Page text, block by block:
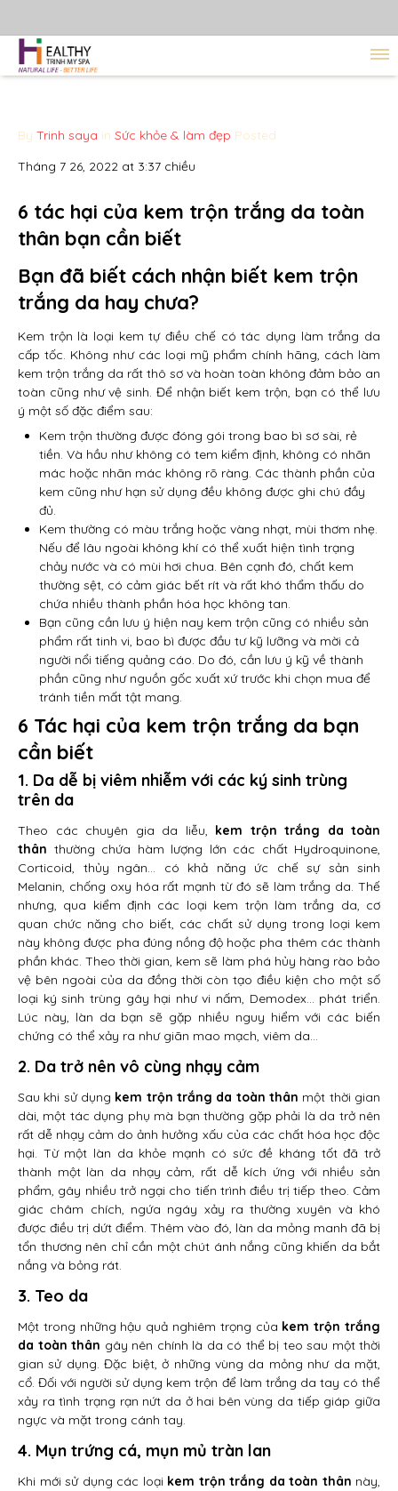
By Trinh saya in Sức khỏe & làm đẹp Posted
Tháng 7 26, 2022 at 3:37 chiều
6 tác hại của kem trộn trắng da toàn
thân bạn cần biết
Bạn đã biết cách nhận biết kem trộn
trắng da hay chưa?
Kem trộn là loại kem tự điều chế có tác dụng làm trắng da
cấp tốc. Không như các loại mỹ phẩm chính hãng, cách làm
kem trộn trắng da rất thô sơ và hoàn toàn không đảm bảo an
toàn cũng như vệ sinh. Để nhận biết kem trộn, bạn có thể lưu
ý một số đặc điểm sau:
Kem trộn thường được đóng gói trong bao bì sơ sài, rẻ
tiền. Và hầu như không có tem kiểm định, không có nhãn
mác hoặc nhãn mác không rõ ràng. Các thành phần của
kem cũng như hạn sử dụng đều không được ghi chú đầy
đủ.
Kem thường có màu trắng hoặc vàng nhạt, mùi thơm nhẹ.
Nếu để lâu ngoài không khí có thể xuất hiện tình trạng
chảy nước và có mùi hơi chua. Bên cạnh đó, chất kem
thường sệt, có cảm giác bết rít và rất khó thẩm thấu do
chứa nhiều thành phần hóa học không tan.
Bạn cũng cần lưu ý hiện nay kem trộn cũng có nhiều sản
phẩm rất tinh vi, bao bì được đầu tư kỹ lưỡng và mời cả
người nổi tiếng quảng cáo. Do đó, cần lưu ý kỹ về thành
phần cũng như nguồn gốc xuất xứ trước khi chọn mua để
tránh tiền mất tật mang.
6 Tác hại của kem trộn trắng da bạn
cần biết
1. Da dễ bị viêm nhiễm với các ký sinh trùng
trên da
Theo các chuyên gia da liễu, kem trộn trắng da toàn
thân thường chứa hàm lượng lớn các chất Hydroquinone,
Corticoid, thủy ngân… có khả năng ức chế sự sản sinh
Melanin, chống oxy hóa rất mạnh từ đó sẽ làm trắng da. Thế
nhưng, qua kiểm định các loại kem trộn làm trắng da, cơ
quan chức năng cho biết, các chất sử dụng trong loại kem
này không được pha đúng nồng độ hoặc pha thêm các thành
phần khác. Theo thời gian, kem sẽ làm phá hủy hàng rào bảo
vệ bên ngoài của da đồng thời còn tạo điều kiện cho một số
loại ký sinh trùng gây hại như vi nấm, Demodex… phát triển.
Lúc này, làn da bạn sẽ gặp nhiều nguy hiểm với các biến
chứng có thể xảy ra như giãn mao mạch, viêm da…
2. Da trở nên vô cùng nhạy cảm
Sau khi sử dụng kem trộn trắng da toàn thân một thời gian
dài, một tác dụng phụ mà bạn thường gặp phải là da trở nên
rất dễ nhạy cảm do ảnh hưởng xấu của các chất hóa học độc
hại. Từ một làn da khỏe mạnh có sức đề kháng tốt đã trở
thành một làn da nhạy cảm, rất dễ kích ứng với nhiều sản
phẩm, gây nhiều trở ngại cho tiến trình điều trị tiếp theo. Cảm
giác châm chích, ngứa ngáy xảy ra thường xuyên và khó
được điều trị dứt điểm. Thêm vào đó, làn da mỏng manh đã bị
tổn thương nên chỉ cần một chút ánh nắng cũng khiến da bắt
nắng và bỏng rát.
3. Teo da
Một trong những hậu quả nghiêm trọng của kem trộn trắng
da toàn thân gây nên chính là da có thể bị teo sau một thời
gian sử dụng. Đặc biệt, ở những vùng da mỏng như da mặt,
cổ. Đối với người sử dụng kem trộn để làm trắng da tay có thể
xảy ra tình trạng rạn nứt da ở hai bên vùng da tiếp giáp giữa
ngực và mặt trong cánh tay.
4. Mụn trứng cá, mụn mủ tràn lan
Khi mới sử dụng các loại kem trộn trắng da toàn thân này,